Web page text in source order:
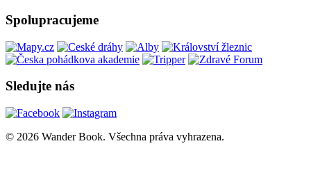
Spolupracujeme
Sledujte nás
© 2026 Wander Book. Všechna práva vyhrazena.